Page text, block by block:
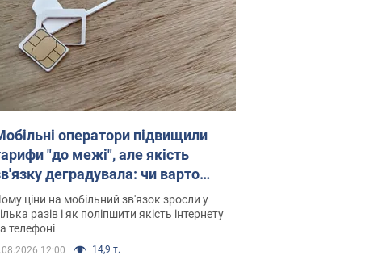
оператори підвищили
"до межі", але якість
деградувала: чи варто
на ціни
ціни на мобільний зв'язок зросли у
разів і як поліпшити якість інтернету
телефоні
12:00 14,9 т.